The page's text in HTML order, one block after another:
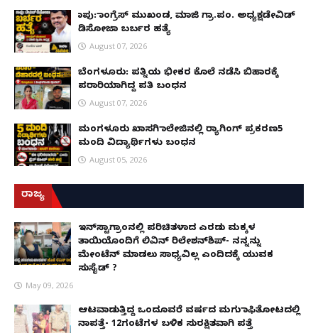
ಕಾಪು: ಕಾಂಗ್ರೆಸ್ ಮುಖಂಡ, ಮಾಜಿ ಗ್ರಾ.ಪಂ. ಅಧ್ಯಕ್ಷಡೇವಿಡ್
ಡಿಸೋಜಾ ಬರ್ಬರ ಹತ್ಯೆ
August 07, 2026
ಬೆಂಗಳೂರು: ಪತ್ನಿಯ ಭೀಕರ ಕೊಲೆ ನಡೆಸಿ ಬಿಹಾರಕ್ಕೆ
ಪರಾರಿಯಾಗಿದ್ದ ಪತಿ ಬಂಧನ
August 07, 2026
ಮಂಗಳೂರು ಖಾಸಗಿ ಕಾಲೇಜಿನಲ್ಲಿ ರ‌್ಯಾಗಿಂಗ್ ಪ್ರಕರಣ5
ಮಂದಿ ವಿದ್ಯಾರ್ಥಿಗಳು ಬಂಧನ
August 05, 2026
ರಾಜ್ಯ
ಇನ್​ಸ್ಟಾಗ್ರಾಂನಲ್ಲಿ ಪರಿಚಿತಳಾದ ಎರಡು ಮಕ್ಕಳ
ತಾಯಿಯೊಂದಿಗೆ ಲಿವಿನ್ ರಿಲೇಶನ್​ಶಿಪ್- ನನ್ನನ್ನು
ಮೇಂಟೆನ್ ಮಾಡಲು ಸಾಧ್ಯವಿಲ್ಲ ಎಂದಿದಕ್ಕೆ ಯುವಕ
ಸುಸೈಡ್ ?
May 09, 2026
ಆಟವಾಡುತ್ತಿದ್ದ ಒಂದೂವರೆ ವರ್ಷದ ಮಗು ಕಾಫಿತೋಟದಲ್ಲಿ
ನಾಪತ್ತೆ- 12ಗಂಟೆಗಳ ಬಳಿಕ ಸುರಕ್ಷಿತವಾಗಿ ಪತ್ತೆ